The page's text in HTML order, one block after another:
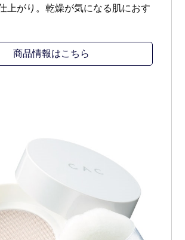
上がり。乾燥が気になる肌におす
商品情報はこちら